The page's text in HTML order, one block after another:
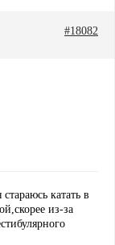
#18082
катать в
из-за